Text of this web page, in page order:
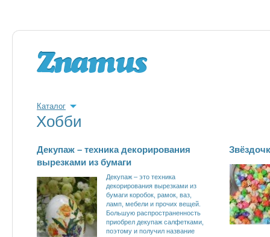
Каталог
Хобби
Декупаж – техника декорирования
вырезками из бумаги
Декупаж – это техника
декорирования вырезками из
бумаги коробок, рамок, ваз,
ламп, мебели и прочих вещей.
Большую распространенность
приобрел декупаж салфетками,
поэтому и получил название